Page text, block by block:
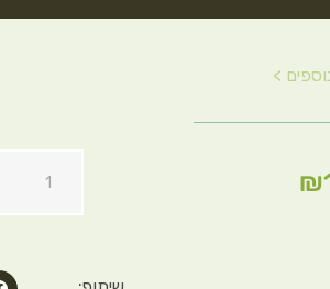
>
₪